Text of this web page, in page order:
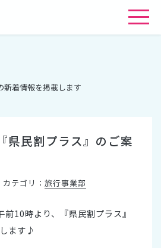
新着情報を掲載します
県民割プラス』のご案
カテゴリ： 旅行事業部
10時より、『県民割プラス』
ます♪